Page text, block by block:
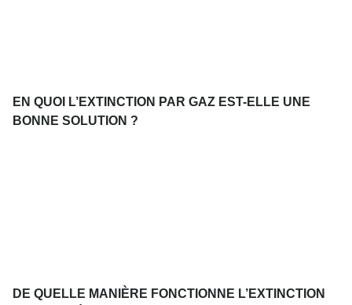
EN QUOI L’EXTINCTION PAR GAZ EST-ELLE UNE
BONNE SOLUTION ?
DE QUELLE MANIÈRE FONCTIONNE L’EXTINCTION